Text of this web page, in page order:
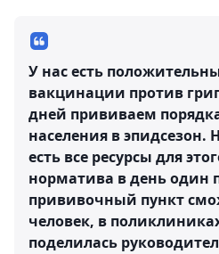
У нас есть
вакцинации против
дней прививаем
населения в эпидсезон.
есть все ресурсы для
норматива в день один
прививочный пункт
человек, в
поделилась